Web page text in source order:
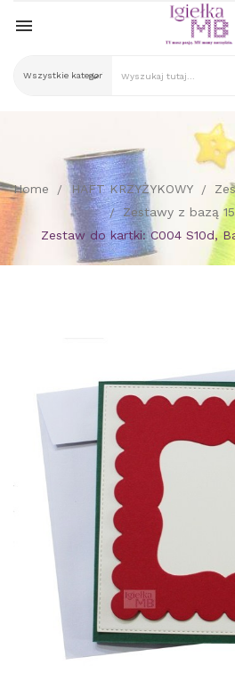

Home HAFT KRZYŻYKOWY
Zestawy z bazą
Zestaw do kartki: C004 S10d,